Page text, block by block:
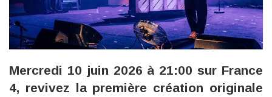
Mercredi 10 juin 2026 à 21:00 sur France
4, revivez la première création originale